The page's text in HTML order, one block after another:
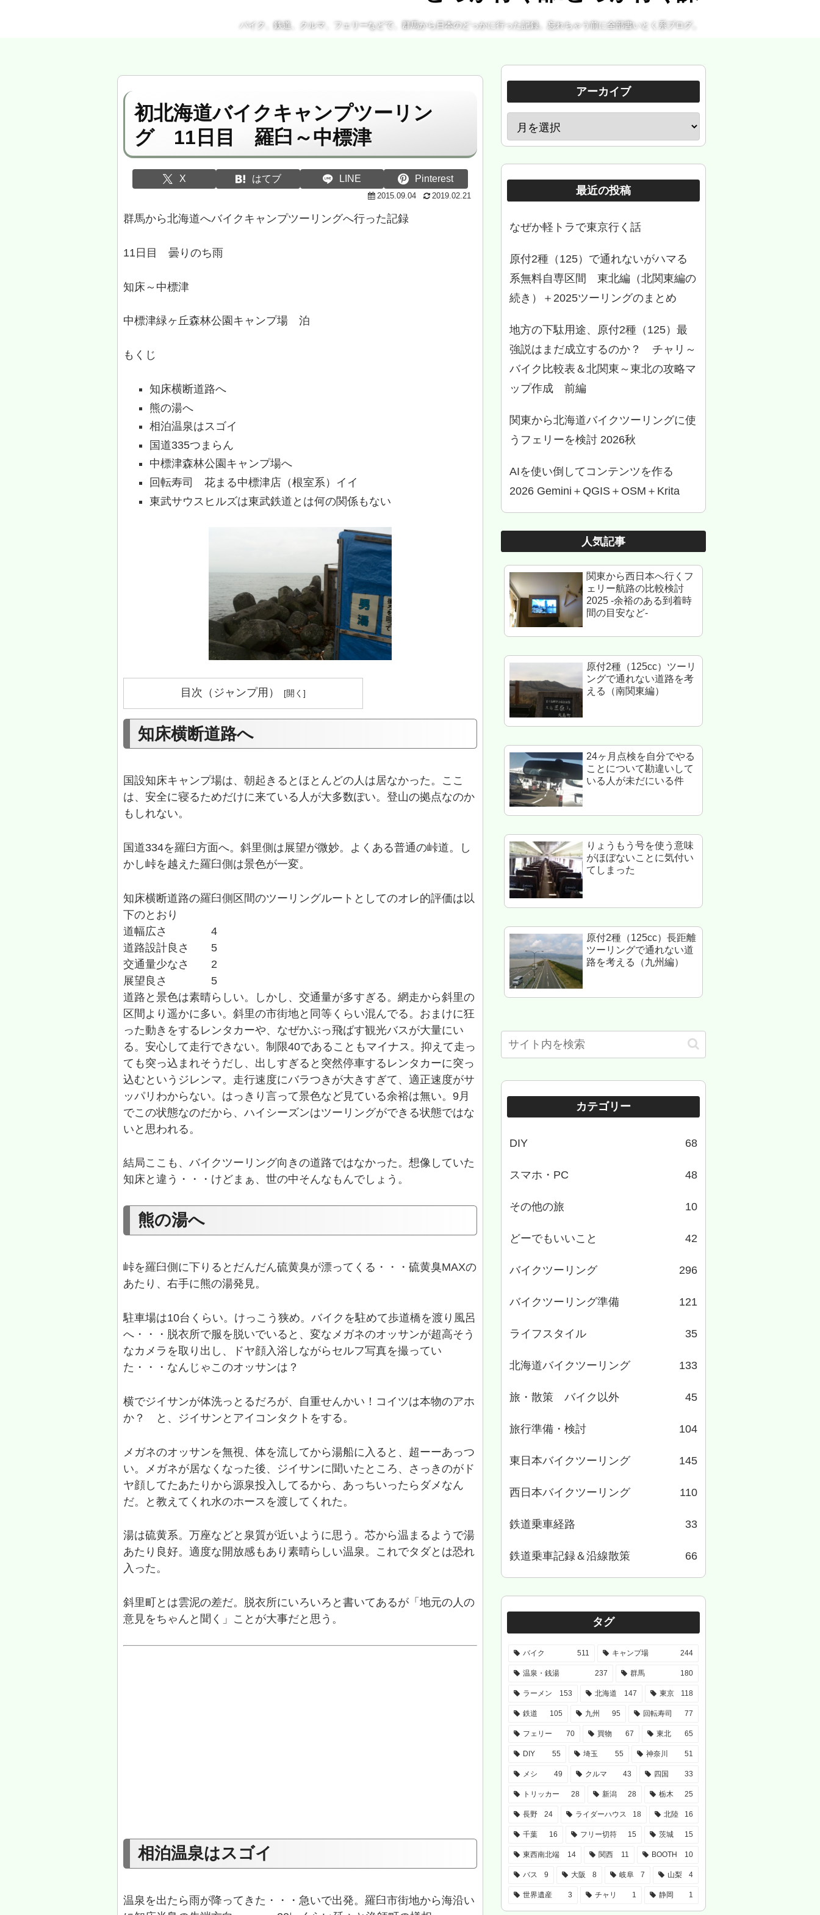
バイク、鉄道、クルマ、フェリーなどで、群馬から日本のどっかに行った記録。忘れちゃう前に全部書いとく系ブログ。
初北海道バイクキャンプツーリン
グ 11日目 羅臼～中標津
X はてブ LINE Pinterest
2015.09.04 2019.02.21
群馬から北海道へバイクキャンプツーリングへ行った記録
11日目 曇りのち雨
知床～中標津
中標津緑ヶ丘森林公園キャンプ場 泊
もくじ
知床横断道路へ
熊の湯へ
相泊温泉はスゴイ
国道335つまらん
中標津森林公園キャンプ場へ
回転寿司 花まる中標津店（根室系）イイ
東武サウスヒルズは東武鉄道とは何の関係もない
目次（ジャンプ用）
知床横断道路へ
国設知床キャンプ場は、朝起きるとほとんどの人は居なかった。ここ
は、安全に寝るためだけに来ている人が大多数ぽい。登山の拠点なのか
もしれない。
国道334を羅臼方面へ。斜里側は展望が微妙。よくある普通の峠道。し
かし峠を越えた羅臼側は景色が一変。
知床横断道路の羅臼側区間のツーリングルートとしてのオレ的評価は以
下のとおり
道幅広さ 4
道路設計良さ 5
交通量少なさ 2
展望良さ 5
道路と景色は素晴らしい。しかし、交通量が多すぎる。網走から斜里の
区間より遥かに多い。斜里の市街地と同等くらい混んでる。おまけに狂
った動きをするレンタカーや、なぜかぶっ飛ばす観光バスが大量にい
る。安心して走行できない。制限40であることもマイナス。抑えて走っ
ても突っ込まれそうだし、出しすぎると突然停車するレンタカーに突っ
込むというジレンマ。走行速度にバラつきが大きすぎて、適正速度がサ
ッパリわからない。はっきり言って景色など見ている余裕は無い。9月
でこの状態なのだから、ハイシーズンはツーリングができる状態ではな
いと思われる。
結局ここも、バイクツーリング向きの道路ではなかった。想像していた
知床と違う・・・けどまぁ、世の中そんなもんでしょう。
熊の湯へ
峠を羅臼側に下りるとだんだん硫黄臭が漂ってくる・・・硫黄臭MAXの
あたり、右手に熊の湯発見。
駐車場は10台くらい。けっこう狭め。バイクを駐めて歩道橋を渡り風呂
へ・・・脱衣所で服を脱いでいると、変なメガネのオッサンが超高そう
なカメラを取り出し、ドヤ顔入浴しながらセルフ写真を撮ってい
た・・・なんじゃこのオッサンは？
横でジイサンが体洗っとるだろが、自重せんかい！コイツは本物のアホ
か？ と、ジイサンとアイコンタクトをする。
メガネのオッサンを無視、体を流してから湯船に入ると、超ーーあっつ
い。メガネが居なくなった後、ジイサンに聞いたところ、さっきのがド
ヤ顔してたあたりから源泉投入してるから、あっちいったらダメなん
だ。と教えてくれ水のホースを渡してくれた。
湯は硫黄系。万座などと泉質が近いように思う。芯から温まるようで湯
あたり良好。適度な開放感もあり素晴らしい温泉。これでタダとは恐れ
入った。
斜里町とは雲泥の差だ。脱衣所にいろいろと書いてあるが「地元の人の
意見をちゃんと聞く」ことが大事だと思う。
相泊温泉はスゴイ
温泉を出たら雨が降ってきた・・・急いで出発。羅臼市街地から海沿い
アーカイブ
最近の投稿
なぜか軽トラで東京行く話
原付2種（125）で通れないがハマる
系無料自専区間 東北編（北関東編の
続き）＋2025ツーリングのまとめ
地方の下駄用途、原付2種（125）最
強説はまだ成立するのか？ チャリ～
バイク比較表＆北関東～東北の攻略マ
ップ作成 前編
関東から北海道バイクツーリングに使
うフェリーを検討 2026秋
AIを使い倒してコンテンツを作る
2026 Gemini＋QGIS＋OSM＋Krita
人気記事
関東から西日本へ行くフ
ェリー航路の比較検討
2025 -余裕のある到着時
間の目安など-
原付2種（125cc）ツーリ
ングで通れない道路を考
える（南関東編）
24ヶ月点検を自分でやる
ことについて勘違いして
いる人が未だにいる件
りょうもう号を使う意味
がほぼないことに気付い
てしまった
原付2種（125cc）長距離
ツーリングで通れない道
路を考える（九州編）
カテゴリー
DIY 68
スマホ・PC 48
その他の旅 10
どーでもいいこと 42
バイクツーリング 296
バイクツーリング準備 121
ライフスタイル 35
北海道バイクツーリング 133
旅・散策 バイク以外 45
旅行準備・検討 104
東日本バイクツーリング 145
西日本バイクツーリング 110
鉄道乗車経路 33
鉄道乗車記録＆沿線散策 66
タグ
バイク 511 キャンプ場 244
温泉・銭湯 237 群馬 180
ラーメン 153 北海道 147 東京 118
鉄道 105 九州 95 回転寿司 77
フェリー 70 買物 67 東北 65
DIY 55 埼玉 55 神奈川 51
メシ 49 クルマ 43 四国 33
トリッカー 28 新潟 28 栃木 25
長野 24 ライダーハウス 18 北陸 16
千葉 16 フリー切符 15 茨城 15
東西南北端 14 関西 11 BOOTH 10
バス 9 大阪 8 岐阜 7 山梨 4
世界遺産 3 チャリ 1 静岡 1